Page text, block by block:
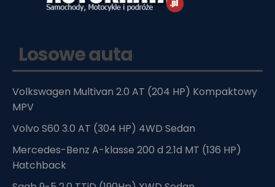
Losowe auta
Volkswagen Multivan 2.0 AT (204 HP) Kompaktowy
MPV
Volvo S60 3.0 AT (304 HP) 4WD Sedan
Mercedes-Benz A-klasse 200 d 2.1d MT (136 HP)
Hatchback